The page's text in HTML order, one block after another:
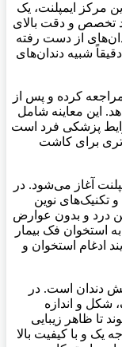
مرکز ایمپلنت، یک
تخصص و دقت بالای
از دست رفته
شبیه دندان‌های
مراجعه کرده و پس از
این معاینه شامل
پزشکی فرد است
برای کاشت
آغاز می‌شود. در
تکنیک‌های نوین
درد و بدون عوارض
استخوان فک بیمار
ادغام استخوان و
دندان است. در
شکل و اندازه
تا ظاهر زیبایی
یک و با کیفیت بالا